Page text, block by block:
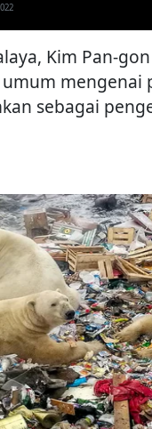
Kim Pan-
mengenai
sebagai